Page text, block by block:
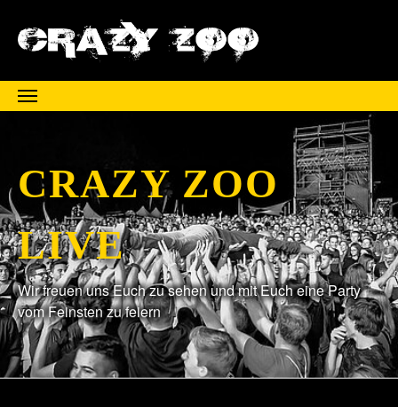
CRAZY ZOO
LIVE
Wir freuen uns Euch zu sehen und mit Euch eine Party
vom Feinsten zu feiern